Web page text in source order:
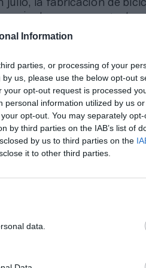
Information
parties, or processing of your
us, please use the below opt-out
opt-out request is processed
information utilized by us
opt-out. You may separately
by third parties on the IAB’s list of
by us to third parties on the
it to other third parties.
data.
julio, la fabricación de
mientras que en agosto
bicicletas y en
creció un 23,3% en
fabricada fue de
once primeros meses del
2,6% superior a la de
disminuyó un 8,9% su